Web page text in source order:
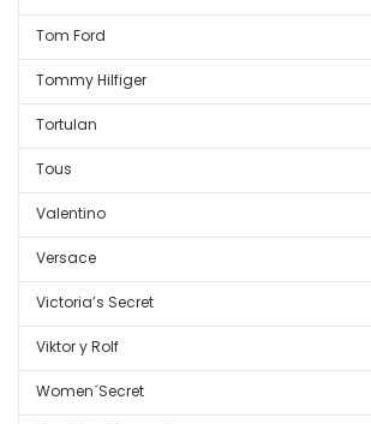
Tom Ford
Tommy Hilfiger
Tortulan
Tous
Valentino
Versace
Victoria’s Secret
Viktor y Rolf
Women´Secret